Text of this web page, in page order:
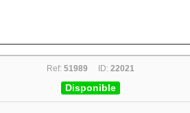
Ref: 51989 ID: 22021
Disponible